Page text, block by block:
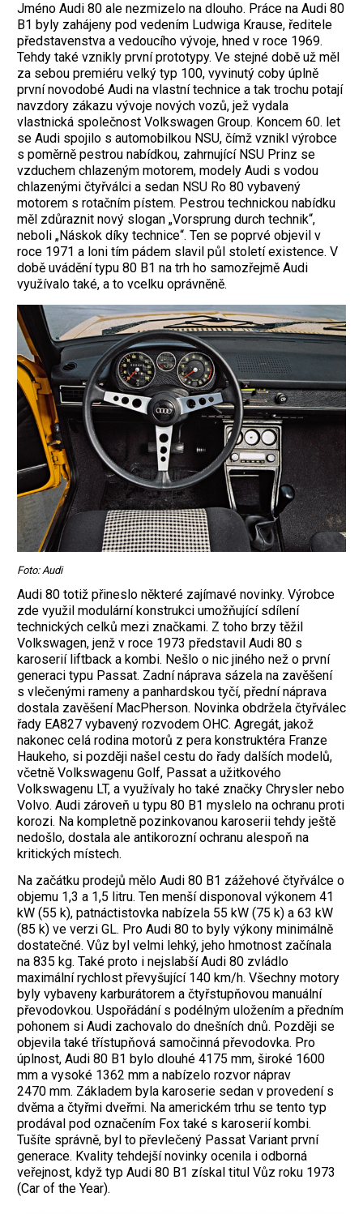
Jméno Audi 80 ale nezmizelo na dlouho. Práce na Audi 80
B1 byly zahájeny pod vedením Ludwiga Krause, ředitele
představenstva a vedoucího vývoje, hned v roce 1969.
Tehdy také vznikly první prototypy. Ve stejné době už měl
za sebou premiéru velký typ 100, vyvinutý coby úplně
první novodobé Audi na vlastní technice a tak trochu potají
navzdory zákazu vývoje nových vozů, jež vydala
vlastnická společnost Volkswagen Group. Koncem 60. let
se Audi spojilo s automobilkou NSU, čímž vznikl výrobce
s poměrně pestrou nabídkou, zahrnující NSU Prinz se
vzduchem chlazeným motorem, modely Audi s vodou
chlazenými čtyřválci a sedan NSU Ro 80 vybavený
motorem s rotačním pístem. Pestrou technickou nabídku
měl zdůraznit nový slogan „Vorsprung durch technik“,
neboli „Náskok díky technice“. Ten se poprvé objevil v
roce 1971 a loni tím pádem slavil půl století existence. V
době uvádění typu 80 B1 na trh ho samozřejmě Audi
využívalo také, a to vcelku oprávněně.
Foto: Audi
Audi 80 totiž přineslo některé zajímavé novinky. Výrobce
zde využil modulární konstrukci umožňující sdílení
technických celků mezi značkami. Z toho brzy těžil
Volkswagen, jenž v roce 1973 představil Audi 80 s
karoserií liftback a kombi. Nešlo o nic jiného než o první
generaci typu ­Passat. Zadní náprava sázela na zavěšení
s vlečenými rameny a panhardskou tyčí, přední náprava
dostala zavěšení MacPherson. Novinka obdržela čtyřválec
řady EA827 vybavený rozvodem OHC. Agregát, jakož
nakonec celá rodina motorů z pera konstruktéra Franze
Haukeho, si později našel cestu do řady dalších modelů,
včetně Volkswagenu Golf, Passat a užitkového
Volkswagenu LT, a využívaly ho také značky Chrysler nebo
Volvo. Audi zároveň u typu 80 B1 myslelo na ochranu proti
korozi. Na kompletně pozinkovanou karoserii tehdy ještě
nedošlo, dostala ale antikorozní ochranu alespoň na
kritických místech.
Na začátku prodejů mělo Audi 80 B1 zážehové čtyřválce o
objemu 1,3 a 1,5 litru. Ten menší disponoval výkonem 41
kW (55 k), patnáctistovka nabízela 55 kW (75 k) a 63 kW
(85 k) ve verzi GL. Pro Audi 80 to byly výkony minimálně
dostatečné. Vůz byl velmi lehký, jeho hmotnost začínala
na 835 kg. Také proto i nejslabší Audi 80 zvládlo
maximální rychlost převyšující 140 km/h. Všechny motory
byly vybaveny karburátorem a čtyřstupňovou manuální
převodovkou. Uspořádání s podélným uložením a předním
pohonem si Audi zachovalo do dnešních dnů. Později se
objevila také třístupňová samočinná převodovka. Pro
úplnost, Audi 80 B1 bylo dlouhé 4175 mm, široké 1600
mm a vysoké 1362 mm a nabízelo rozvor náprav
2470 mm. Základem byla karoserie sedan v provedení s
dvěma a čtyřmi dveřmi. Na americkém trhu se tento typ
prodával pod označením Fox také s karoserií kombi.
Tušíte správně, byl to převlečený Passat Variant první
generace. Kvality tehdejší novinky ocenila i odborná
veřejnost, když typ Audi 80 B1 získal titul Vůz roku 1973
(Car of the Year).